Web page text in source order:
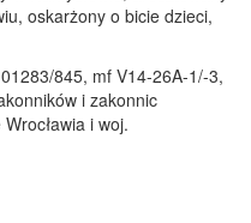
oskarżony o bicie dzieci,
845, mf V14-26A-1/-3,
i zakonnic
i woj.